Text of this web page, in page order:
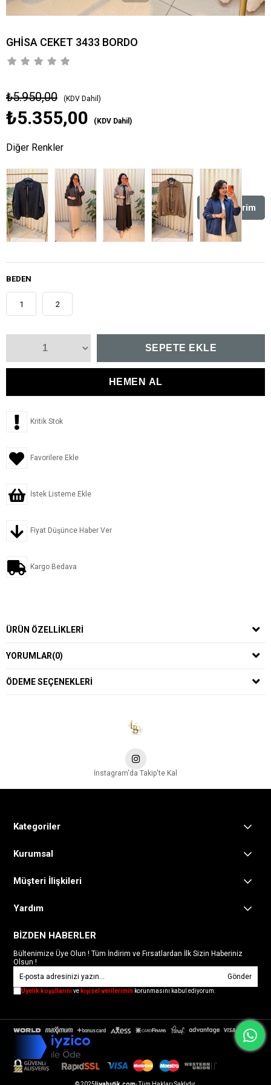
GHİSA CEKET 3433 BORDO
%10İndirim
₺5.950,00 (KDV Dahil)
₺5.355,00 (KDV Dahil)
Diğer Renkler
BEDEN
1 2
Kritik Stok
Favorilere Ekle
İstek Listeme Ekle
Fiyat Düşünce Haber Ver
Kargo Bedava
ÜRÜN ÖZELLIKLERI
YORUMLAR(0)
ÖDEME SEÇENEKLERI
İnstagram'da Takip'te Kal
Kategoriler
Kurumsal
Müşteri İlişkileri
Yardım
BİZDEN HABERLER
Bültenimize Üye Olun ! Tüm İndirim ve Fırsatlardan İlk Sizin Haberiniz
Olsun !
Gönder
Üyelik koşullarınıve kişisel verilerimin korunmasını kabul ediyorum.